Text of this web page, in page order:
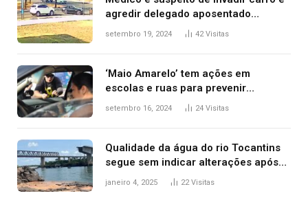
agredir delegado aposentado
durante confusão no trânsito
setembro 19, 2024 42Visitas
‘Maio Amarelo’ tem ações em
escolas e ruas para prevenir
acidentes no trânsito no AP
setembro 16, 2024 24 Visitas
Qualidade da água do rio Tocantins
segue sem indicar alterações após
desabamento da ponte entre MA e
janeiro 4, 2025 22Visitas